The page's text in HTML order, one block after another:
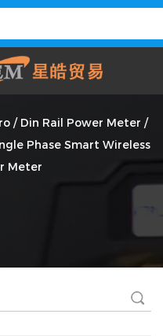
Phase Smart Wireless
/ Din Rail Power Meter /
Phase Smart Wireless
Meter